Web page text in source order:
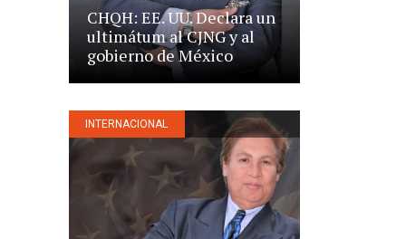
CHQH: EE. UU. Declara un
ultimátum al CJNG y al
gobierno de México
INTERNACIONAL